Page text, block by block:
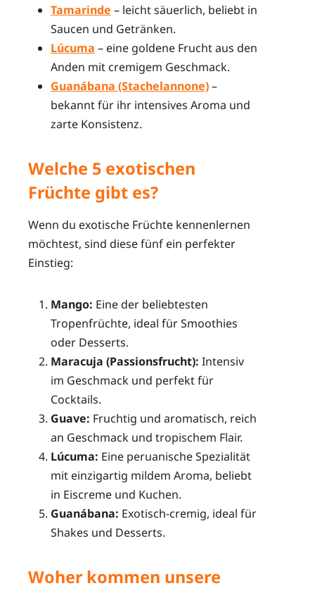
Tamarinde – leicht säuerlich, beliebt in
Saucen und Getränken.
Lúcuma – eine goldene Frucht aus den
Anden mit cremigem Geschmack.
Guanábana (Stachelannone)–
bekannt für ihr intensives Aroma und
zarte Konsistenz.
Welche 5 exotischen
Früchte gibt es?
Wenn du exotische Früchte kennenlernen
möchtest, sind diese fünf ein perfekter
Einstieg:
Mango: Eine der beliebtesten
Tropenfrüchte, ideal für Smoothies
oder Desserts.
Maracuja (Passionsfrucht): Intensiv
im Geschmack und perfekt für
Cocktails.
Guave: Fruchtig und aromatisch, reich
an Geschmack und tropischem Flair.
Lúcuma: Eine peruanische Spezialität
mit einzigartig mildem Aroma, beliebt
in Eiscreme und Kuchen.
Guanábana: Exotisch-cremig, ideal für
Shakes und Desserts.
Woher kommen unsere